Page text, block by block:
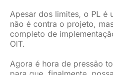
Apesar dos limites, o PL é
não é contra o projeto,
completo de
OIT.
Agora é hora de pressão